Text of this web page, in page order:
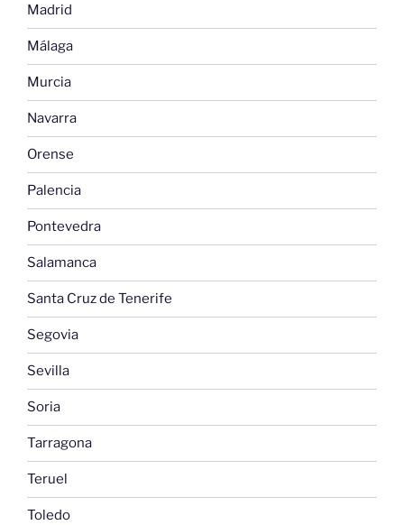
Madrid
Málaga
Murcia
Navarra
Orense
Palencia
Pontevedra
Salamanca
Santa Cruz de Tenerife
Segovia
Sevilla
Soria
Tarragona
Teruel
Toledo